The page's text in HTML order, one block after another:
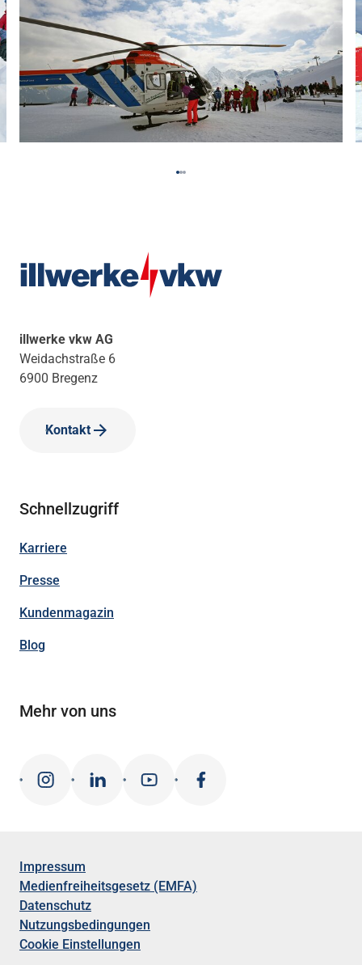
illwerke vkw AG
Weidachstraße 6
6900 Bregenz
Kontakt
Schnellzugriff
Karriere
Presse
Kundenmagazin
Blog
Mehr von uns
Impressum
Medienfreiheitsgesetz (EMFA)
Datenschutz
Nutzungsbedingungen
Cookie Einstellungen